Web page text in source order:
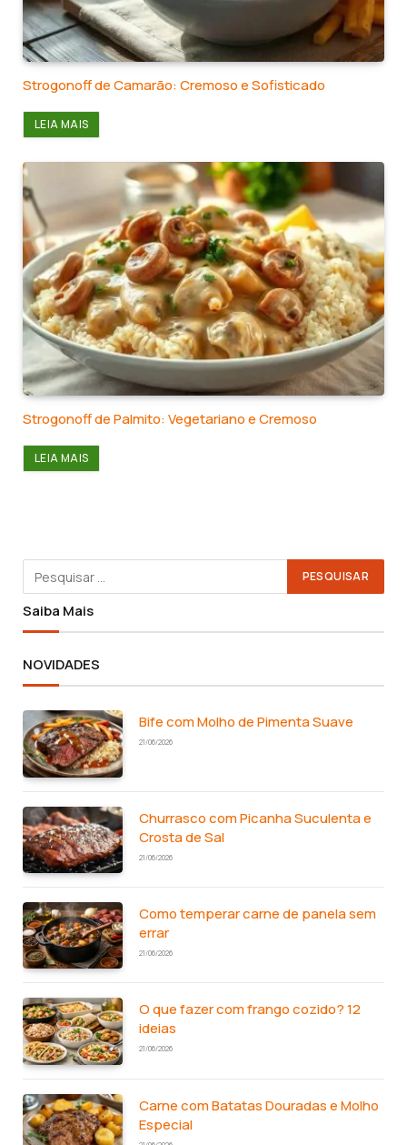
Strogonoff de Camarão: Cremoso e Sofisticado
LEIA MAIS
Strogonoff de Palmito: Vegetariano e Cremoso
LEIA MAIS
Saiba Mais
NOVIDADES
Bife com Molho de Pimenta Suave
21/06/2026
Churrasco com Picanha Suculenta e
Crosta de Sal
21/06/2026
Como temperar carne de panela sem
errar
21/06/2026
O que fazer com frango cozido? 12
ideias
21/06/2026
Carne com Batatas Douradas e Molho
Especial